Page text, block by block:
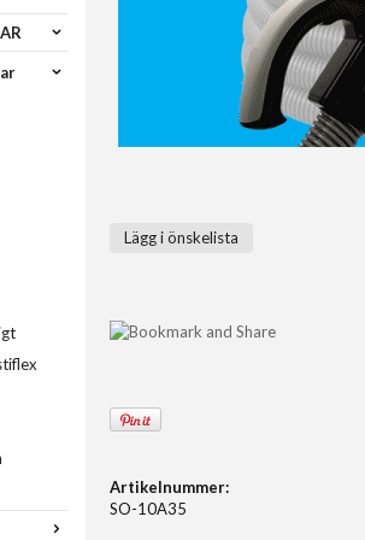
Lägg i önskelista
Artikelnummer:
SO-10A35